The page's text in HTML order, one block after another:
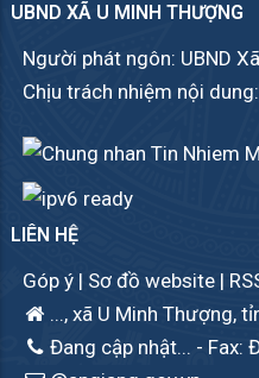
UBND XÃ U MINH THƯỢNG
Người phát ngôn: UBND
Chịu trách nhiệm nội
LIÊN HỆ
Góp ý | Sơ đồ website |
..., xã U Minh Thượng,
Đang cập nhật... - Fax: